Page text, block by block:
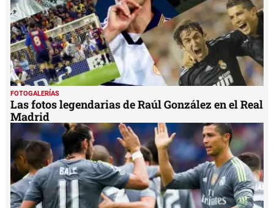
FOTOGALERÍAS
Las fotos legendarias de Raúl González en el Real
Madrid